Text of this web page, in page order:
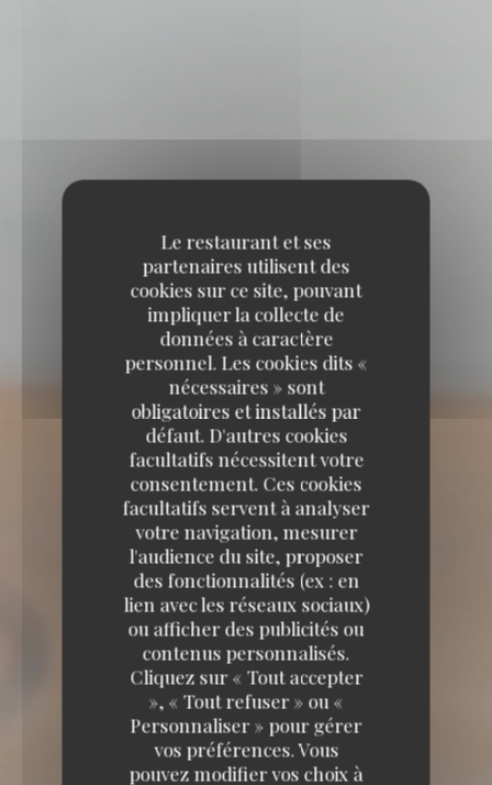
Le restaurant et ses
partenaires utilisent des
cookies sur ce site, pouvant
impliquer la collecte de
données à caractère
personnel. Les cookies dits «
nécessaires » sont
obligatoires et installés par
défaut. D'autres cookies
facultatifs nécessitent votre
consentement. Ces cookies
facultatifs servent à analyser
votre navigation, mesurer
l'audience du site, proposer
des fonctionnalités (ex : en
lien avec les réseaux sociaux)
ou afficher des publicités ou
contenus personnalisés.
Cliquez sur « Tout accepter
», « Tout refuser » ou «
Personnaliser » pour gérer
vos préférences. Vous
pouvez modifier vos choix à
De Fazant
BISTRO
43 POLETSESTRAAT 9690
KLUISBERGEN
De Fazant